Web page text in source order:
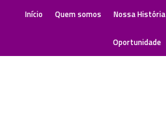
Início Quem somos Nossa História
Oportunidade